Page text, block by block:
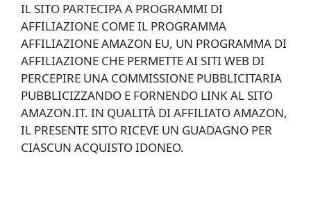
IL SITO PARTECIPA A PROGRAMMI DI
AFFILIAZIONE COME IL PROGRAMMA
AFFILIAZIONE AMAZON EU, UN PROGRAMMA DI
AFFILIAZIONE CHE PERMETTE AI SITI WEB DI
PERCEPIRE UNA COMMISSIONE PUBBLICITARIA
PUBBLICIZZANDO E FORNENDO LINK AL SITO
AMAZON.IT. IN QUALITÀ DI AFFILIATO AMAZON,
IL PRESENTE SITO RICEVE UN GUADAGNO PER
CIASCUN ACQUISTO IDONEO.